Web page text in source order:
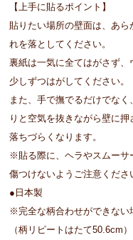
【上手に貼るポイント】
貼りたい場所の壁面は、あ
れを落としてください。
裏紙は一気に全てはがさず
少しずつはがしてください。
また、手で撫でるだけでな
りと空気を抜きながら壁に
落ちづらくなります。
※貼る際に、ヘラやスムーサ
傷つけないようご注意くださ
●日本製
※完全な柄合わせができない
（柄リピートはたて50.6cm）